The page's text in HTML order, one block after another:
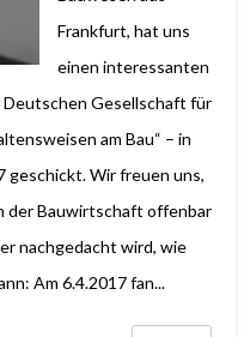
Frankfurt, hat uns
einen interessanten
Gesellschaft für
am Bau“ – in
geschickt. Wir freuen uns,
der Bauwirtschaft offenbar
nachgedacht wird, wie
Am 6.4.2017 fan...